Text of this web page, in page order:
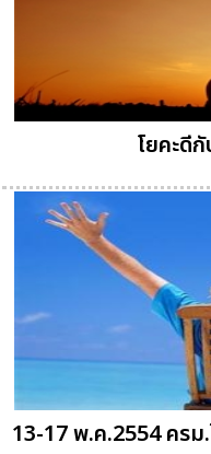
โยคะดี
13-17 พ.ค.2554 ครม